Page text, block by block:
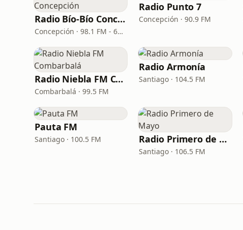
Radio Bío-Bío Concepción
Concepción · 98.1 FM - 620 AM
Radio Punto 7
Concepción · 90.9 FM
Radio Niebla FM Combarbalá
Combarbalá · 99.5 FM
Radio Armonía
Santiago · 104.5 FM
Pauta FM
Santiago · 100.5 FM Radio Primero de Mayo
Santiago · 106.5 FM